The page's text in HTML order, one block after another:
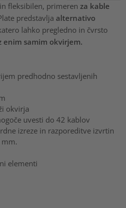
fleksibilen, primeren za kable
predstavlja alternativo
lahko pregledno in čvrsto
enim samim okvirjem.
predhodno sestavljenih
okvirja
uvesti do 42 kablov
izreze in razporeditve izvrtin
mm.
elementi